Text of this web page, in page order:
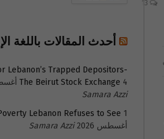
أحدث المقالات باللغة
Lebanon’s Trapped Depositors-
The Beirut Stock Exchange 4 أغسطس 2026
Samara Azzi
Lebanon Refuses to See 1
أغسطس 2026
Samara Azzi